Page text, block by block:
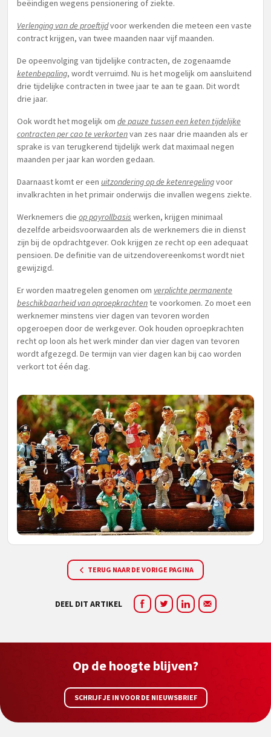
beëindigen wegens pensionering of ziekte.
Verlenging van de proeftijdvoor werkenden die meteen een vaste
contract krijgen, van twee maanden naar vijf maanden.
De opeenvolging van tijdelijke contracten, de zogenaamde
ketenbepaling, wordt verruimd. Nu is het mogelijk om aansluitend
drie tijdelijke contracten in twee jaar te aan te gaan. Dit wordt
drie jaar.
Ook wordt het mogelijk om de pauze tussen een keten tijdelijke
contracten per cao te verkortenvan zes naar drie maanden als er
sprake is van terugkerend tijdelijk werk dat maximaal negen
maanden per jaar kan worden gedaan.
Daarnaast komt er een uitzondering op de ketenregelingvoor
invalkrachten in het primair onderwijs die invallen wegens ziekte.
Werknemers die op payrollbasis werken, krijgen minimaal
dezelfde arbeidsvoorwaarden als de werknemers die in dienst
zijn bij de opdrachtgever. Ook krijgen ze recht op een adequaat
pensioen. De definitie van de uitzendovereenkomst wordt niet
gewijzigd.
Er worden maatregelen genomen om verplichte permanente
beschikbaarheid van oproepkrachtente voorkomen. Zo moet een
werknemer minstens vier dagen van tevoren worden
opgeroepen door de werkgever. Ook houden oproepkrachten
recht op loon als het werk minder dan vier dagen van tevoren
wordt afgezegd. De termijn van vier dagen kan bij cao worden
verkort tot één dag.
TERUG NAAR DE VORIGE PAGINA
DEEL DIT ARTIKEL
Op de hoogte blijven?
SCHRIJF JE IN VOOR DE NIEUWSBRIEF